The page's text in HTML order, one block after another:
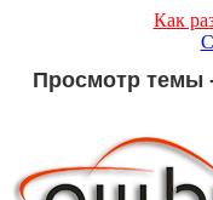
Как
Просмотр темы